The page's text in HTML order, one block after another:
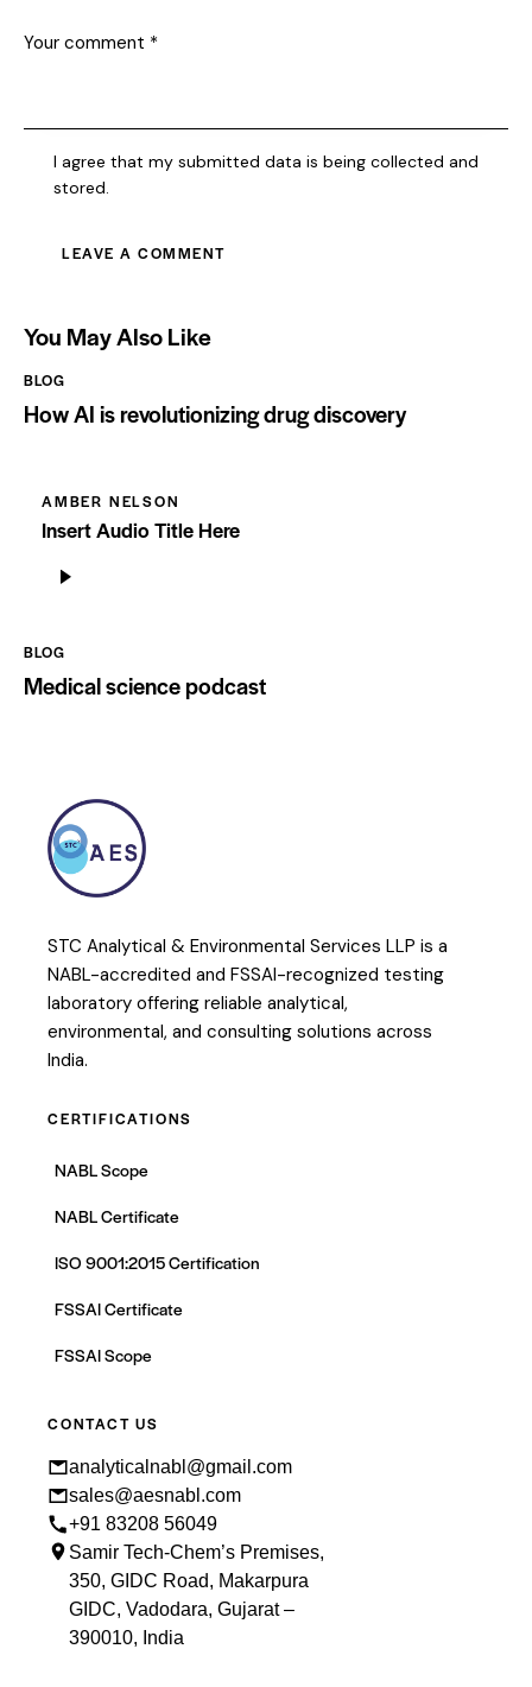
I agree that my submitted data is being collected and
stored.
You May Also Like
BLOG
How AI is revolutionizing drug discovery
AMBER NELSON
Insert Audio Title Here
Player
BLOG
Medical science podcast
STC Analytical & Environmental Services LLP is a
NABL-accredited and FSSAI-recognized testing
laboratory offering reliable analytical,
environmental, and consulting solutions across
India.
CERTIFICATIONS
NABL Scope
NABL Certificate
ISO 9001:2015 Certification
FSSAI Certificate
FSSAI Scope
CONTACT US
analyticalnabl@gmail.com
sales@aesnabl.com
+91 83208 56049
Samir Tech-Chem’s Premises,
350, GIDC Road, Makarpura
GIDC, Vadodara, Gujarat –
390010, India